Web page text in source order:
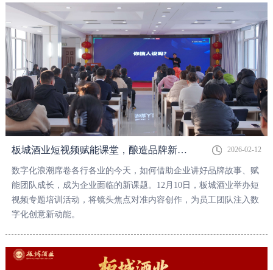
板城酒业短视频赋能课堂，酿造品牌新表达 2026-02-12
数字化浪潮席卷各行各业的今天，如何借助企业讲好品牌故事、赋
能团队成长，成为企业面临的新课题。12月10日，板城酒业举办短
视频专题培训活动，将镜头焦点对准内容创作，为员工团队注入数
字化创意新动能。